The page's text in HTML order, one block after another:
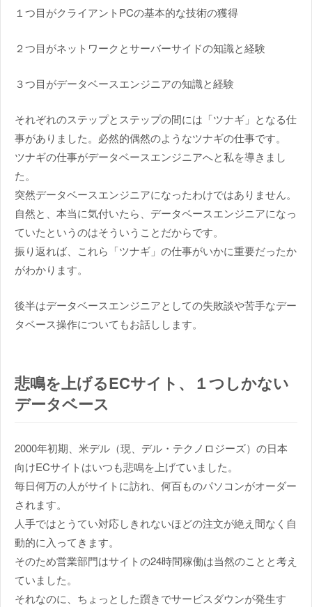
１つ目がクライアントPCの基本的な技術の獲得
２つ目がネットワークとサーバーサイドの知識と経験
３つ目がデータベースエンジニアの知識と経験
それぞれのステップとステップの間には「ツナギ」となる仕
事がありました。必然的偶然のようなツナギの仕事です。
ツナギの仕事がデータベースエンジニアへと私を導きまし
た。
突然データベースエンジニアになったわけではありません。
自然と、本当に気付いたら、データベースエンジニアになっ
ていたというのはそういうことだからです。
振り返れば、これら「ツナギ」の仕事がいかに重要だったか
がわかります。
後半はデータベースエンジニアとしての失敗談や苦手なデー
タベース操作についてもお話しします。
悲鳴を上げるECサイト、１つしかない
データベース
2000年初期、米デル（現、デル・テクノロジーズ）の日本
向けECサイトはいつも悲鳴を上げていました。
毎日何万の人がサイトに訪れ、何百ものパソコンがオーダー
されます。
人手ではとうてい対応しきれないほどの注文が絶え間なく自
動的に入ってきます。
そのため営業部門はサイトの24時間稼働は当然のことと考え
ていました。
それなのに、ちょっとした躓きでサービスダウンが発生す